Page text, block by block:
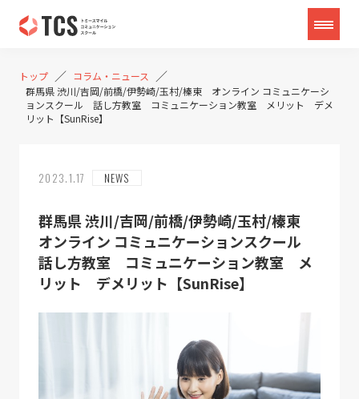
トップ ／ コラム・ニュース ／
群馬県 渋川/吉岡/前橋/伊勢崎/玉村/榛東 オンライン コミュニケーシ
ョンスクール 話し方教室 コミュニケーション教室 メリット デメ
リット【SunRise】
2023.1.17 NEWS
群馬県 渋川/吉岡/前橋/伊勢崎/玉村/榛東
オンライン コミュニケーションスクール
話し方教室 コミュニケーション教室 メ
リット デメリット【SunRise】